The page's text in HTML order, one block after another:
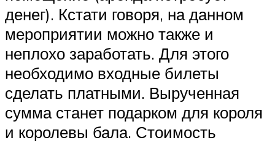
денег). Кстати говоря, на данном
мероприятии можно также и
неплохо заработать. Для этого
необходимо входные билеты
сделать платными. Вырученная
сумма станет подарком для короля
и королевы бала. Стоимость